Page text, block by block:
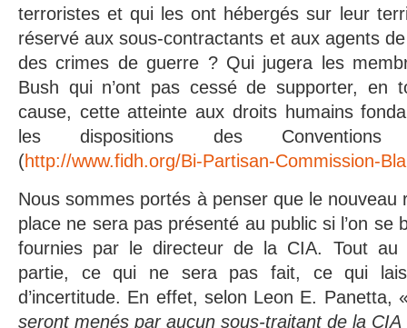
terroristes et qui les ont hébergés sur leur
réservé aux sous-contractants et aux agents
des crimes de guerre ? Qui jugera les
Bush qui n’ont pas cessé de supporter, en
cause, cette atteinte aux droits humains
les dispositions des Conventions
(http://www.fidh.org/Bi-Partisan-Commission-
Nous sommes portés à penser que le nouveau
place ne sera pas présenté au public si l’on se
fournies par le directeur de la CIA. Tout au
partie, ce qui ne sera pas fait, ce qui
d’incertitude. En effet, selon Leon E. Panetta,
seront menés par aucun sous-traitant de la CIA